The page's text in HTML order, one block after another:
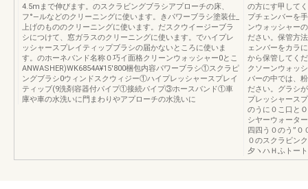
4.5mまで伸びます。のスクラビングブラシアプローチの床、
フ°―ルなどのクリーニングに使います。きパワーブラシ塗装仕_
上げのもののクリーニングに使います。だスクウイージーブラ
シにつけて、窓ガラスのクリーニングに使います。でハイプレ
ッシャースプレイティップブラシの届かないところに使いま
す。のホーネバンド名称０巧イ面格クリーンウォッシャー0とこ
ANWASHER)WK6854A¥15′800梱包内容パワーブラシ①スクラピ
ングブラシ0ウィンドスクウィジー①ハイプレッシャースプレイ
ティッブ(9洗剤容器付パイプ①接続パイプ③ホースバンド①車
庫や車の水洗いに門まわりやアプローチの水洗いに
の方にす甲して
プチェンバーを
ンウォッシャー
ださい。保管方
ェンバーをカラ
から保管してく
クソーンウォッ
バーの中では、
ださい。グラシ
プレッシャース
のうに０こ口と
シヤーウォータ
四四う０のう”
０のスクラビン
夕ヽハＨふトー